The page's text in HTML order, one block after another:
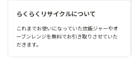
らくらくリサイクルについて
これまでお使いになっていた炊飯ジャーやオ
ーブンレンジを無料でお引き取りさせていた
だきます。